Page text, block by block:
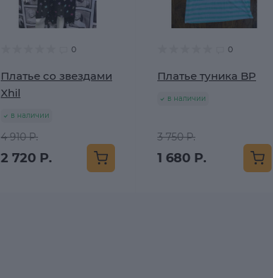
0
Платье со звездами
Xhil
в наличии
4 910 Р.
2 720 Р.
0
Платье туника BP
в наличии
3 750 Р.
1 680 Р.